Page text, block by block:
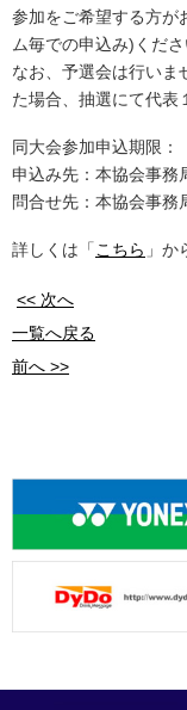
参加をご希望する方が
ム毎での申込み)くださ
なお、予選会は行いま
た場合、抽選にて代表
同大会参加申込期限：
申込み先：本協会事務
問合せ先：本協会事務
詳しくは「こちら 」か
<< 次へ
一覧へ戻る
前へ >>